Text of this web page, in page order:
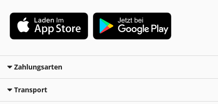
Zahlungsarten
Transport